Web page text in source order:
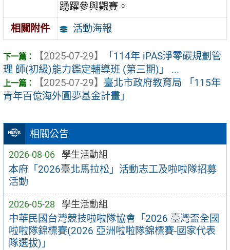
相關公告
2026-08-06 學生活動組
本府「2026臺北馬拉松」活動志工及啦啦隊招募
活動
2026-05-28 學生活動組
中華民國台灣競技啦啦隊協會「2026 臺灣盃全國
啦啦隊錦標賽(2026 亞洲啦啦隊錦標賽-國家代表
隊選拔)」
踴躍參與觀賽。
相關附件
活動海報
【2025-07-29】
「114年 iPAS淨零碳規劃管
理 師(初級)能力鑑定輔導班 (第三期)」 ...
【2025-07-29】 臺北市政府教育局 「115年
青年百億海外圓夢基金計畫」